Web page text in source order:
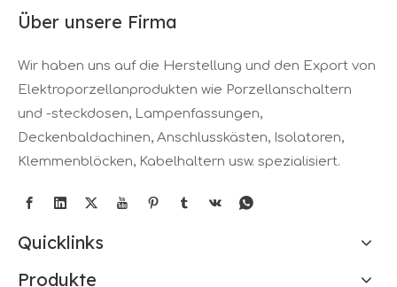
Über unsere Firma
Wir haben uns auf die Herstellung und den Export von
Elektroporzellanprodukten wie Porzellanschaltern
und -steckdosen, Lampenfassungen,
Deckenbaldachinen, Anschlusskästen, Isolatoren,
Klemmenblöcken, Kabelhaltern usw. spezialisiert.
Quicklinks
Produkte